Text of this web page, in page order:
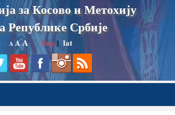
за Косово и Метохију
Републике Србије
A AA ћир|lat